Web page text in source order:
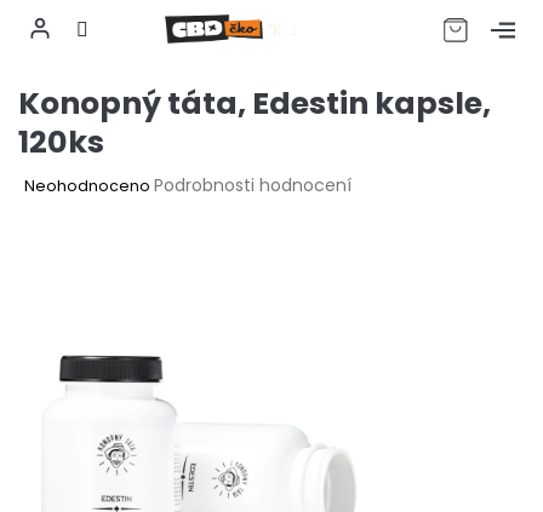
obsah
CZK
Konopný táta, Edestin kapsle,
120ks
Průměrné
Neohodnoceno Podrobnosti hodnocení